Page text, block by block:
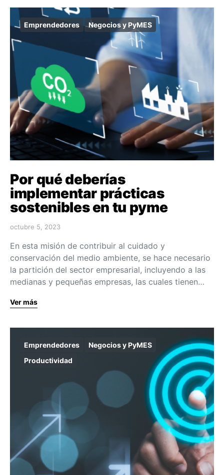
Emprendedores Negocios y PyMES
Por qué deberías
implementar prácticas
sostenibles en tu pyme
octubre 5, 2023
En esta misión de contribuir al cuidado y
conservación del medio ambiente, se hace necesario
la partición del sector empresarial, incluyendo a las
medianas y pequeñas empresas, las cuales tienen…
Ver más
Emprendedores
Negocios y PyMES
Productividad